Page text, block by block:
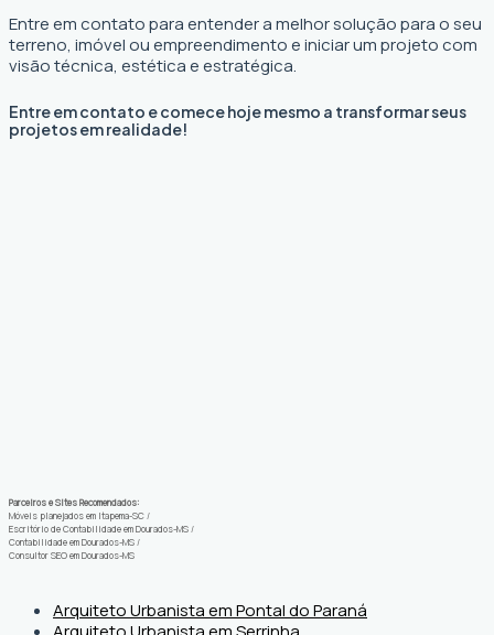
Entre em contato para entender a melhor solução para o seu
terreno, imóvel ou empreendimento e iniciar um projeto com
visão técnica, estética e estratégica.
Entre em contato e comece hoje mesmo a transformar seus
projetos em realidade!
Parceiros e Sites Recomendados:
Móveis planejados em Itapema-SC /
Escritório de Contabilidade em Dourados-MS /
Contabilidade em Dourados-MS /
Consultor SEO em Dourados-MS
Arquiteto Urbanista em Pontal do Paraná